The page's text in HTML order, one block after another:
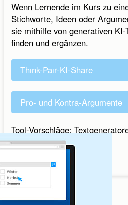
Wenn Lernende im Kurs zu
Stichworte, Ideen oder
sie mithilfe von generativen
finden und ergänzen.
Think-Pair-KI-Share
Pro- und Kontra-Argumente
Tool-Vorschläge:
Sprechen